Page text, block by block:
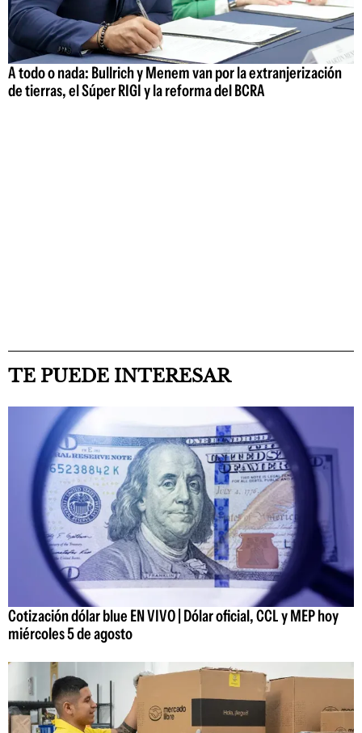
A todo o nada: Bullrich y Menem van por la extranjerización
de tierras, el Súper RIGI y la reforma del BCRA
TE PUEDE INTERESAR
Cotización dólar blue EN VIVO | Dólar oficial, CCL y MEP hoy
miércoles 5 de agosto